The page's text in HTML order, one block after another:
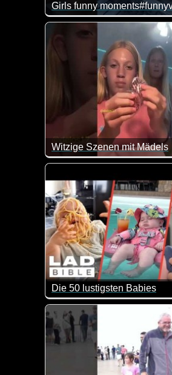
Witzige Szenen mit Mädels
Lauter witzige Szenen mit
Die 50 lustigsten Babies
Zum Tag des Babys